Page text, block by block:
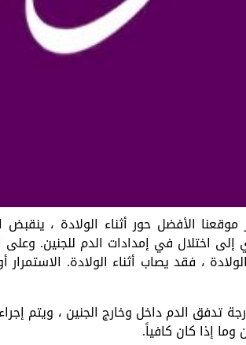
الأفضل حور أثناء الولادة ، ينقبض
اختلال في إمدادات الدم للجنين. وعلى
، فقد يصاب أثناء الولادة. الاستمرار
تدفق الدم داخل وخارج الجنين ، ويتم
وما إذا كان كافياً.